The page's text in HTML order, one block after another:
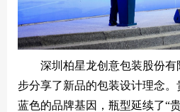
深圳柏星龙创意包装股份有
步分享了新品的包装设计理念
蓝色的品牌基因，瓶型延续了“